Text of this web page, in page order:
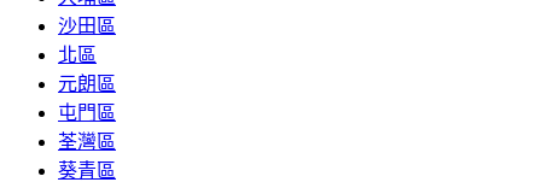
沙田區
北區
元朗區
屯門區
荃灣區
葵青區